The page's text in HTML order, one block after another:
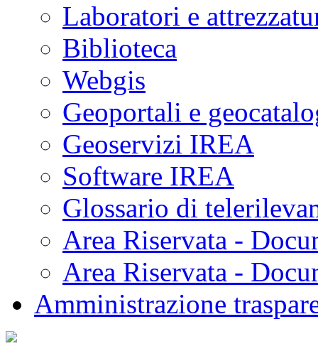
Laboratori e
Biblioteca
Webgis
Geoportali e
Geoservizi IREA
Software IREA
Glossario di
Area Riservata -
Area Riservata -
Amministrazione